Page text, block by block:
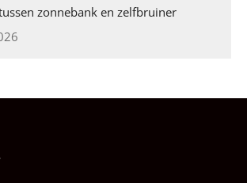
zonnebank en zelfbruiner